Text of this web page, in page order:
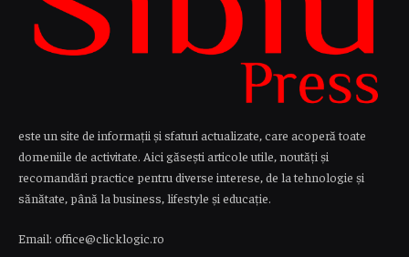
este un site de informații și sfaturi actualizate, care acoperă toate
domeniile de activitate. Aici găsești articole utile, noutăți și
recomandări practice pentru diverse interese, de la tehnologie și
sănătate, până la business, lifestyle și educație.
Email: office@clicklogic.ro